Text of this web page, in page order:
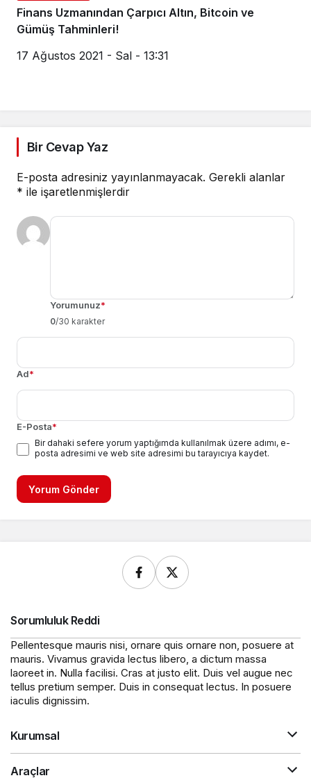
Finans Uzmanından Çarpıcı Altın, Bitcoin ve
Gümüş Tahminleri!
17 Ağustos 2021 - Sal - 13:31
Bir Cevap Yaz
E-posta adresiniz yayınlanmayacak. Gerekli alanlar
* ile işaretlenmişlerdir
Yorumunuz*
0/30 karakter
Ad*
E-Posta*
Bir dahaki sefere yorum yaptığımda kullanılmak üzere adımı, e-
posta adresimi ve web site adresimi bu tarayıcıya kaydet.
Yorum Gönder
Sorumluluk Reddi
Pellentesque mauris nisi, ornare quis ornare non, posuere at
mauris. Vivamus gravida lectus libero, a dictum massa
laoreet in. Nulla facilisi. Cras at justo elit. Duis vel augue nec
tellus pretium semper. Duis in consequat lectus. In posuere
iaculis dignissim.
Kurumsal
Araçlar